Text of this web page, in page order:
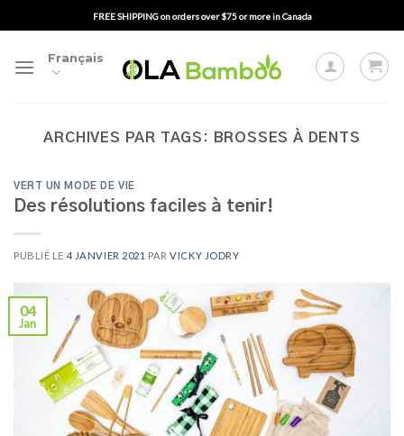
au
contenu
FREE SHIPPING on orders over $75 or more in Canada
Français
ARCHIVES PAR TAGS: BROSSES À DENTS
VERT UN MODE DE VIE
Des résolutions faciles à tenir!
PUBLIÉ LE 4 JANVIER 2021 PARVICKY JODRY
04
Jan